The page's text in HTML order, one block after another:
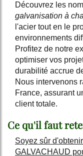
Découvrez les
galvanisation à
l'acier tout en le
environnements
Profitez de notre
optimiser vos
durabilité accrue
Nous intervenons
France, assurant
client totale.
Ce qu'il faut
Soyez sûr
GALVACHAUD